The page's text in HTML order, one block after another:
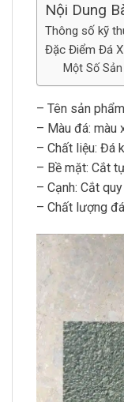
Nội Dung
Thông số kỹ
Đặc Điểm Đá
Một Số
– Tên sản
– Màu đá: màu
– Chất liệu: Đá
– Bề mặt: Cắt
– Cạnh: Cắt
– Chất lượng